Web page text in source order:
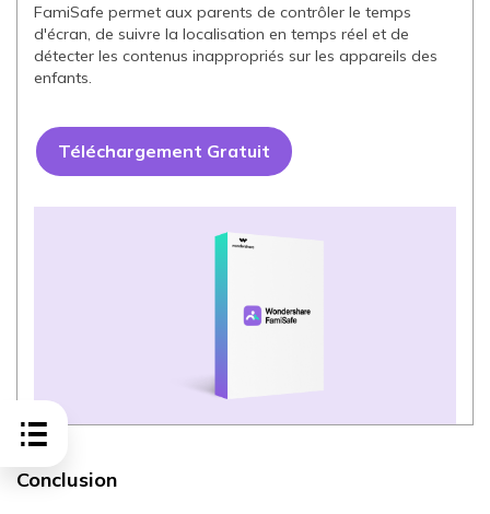
FamiSafe permet aux parents de contrôler le temps
d'écran, de suivre la localisation en temps réel et de
détecter les contenus inappropriés sur les appareils des
enfants.
Téléchargement Gratuit
Conclusion